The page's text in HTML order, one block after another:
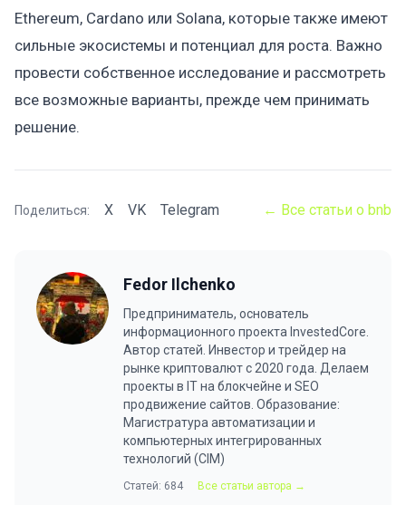
Ethereum, Cardano или Solana, которые также имеют
сильные экосистемы и потенциал для роста. Важно
провести собственное исследование и рассмотреть
все возможные варианты, прежде чем принимать
решение.
Поделиться: X VK Telegram ← Все статьи о bnb
Fedor Ilchenko
Предприниматель, основатель
информационного проекта InvestedCore.
Автор статей. Инвестор и трейдер на
рынке криптовалют с 2020 года. Делаем
проекты в IT на блокчейне и SEO
продвижение сайтов. Образование:
Магистратура автоматизации и
компьютерных интегрированных
технологий (CIM)
Статей: 684 Все статьи автора →